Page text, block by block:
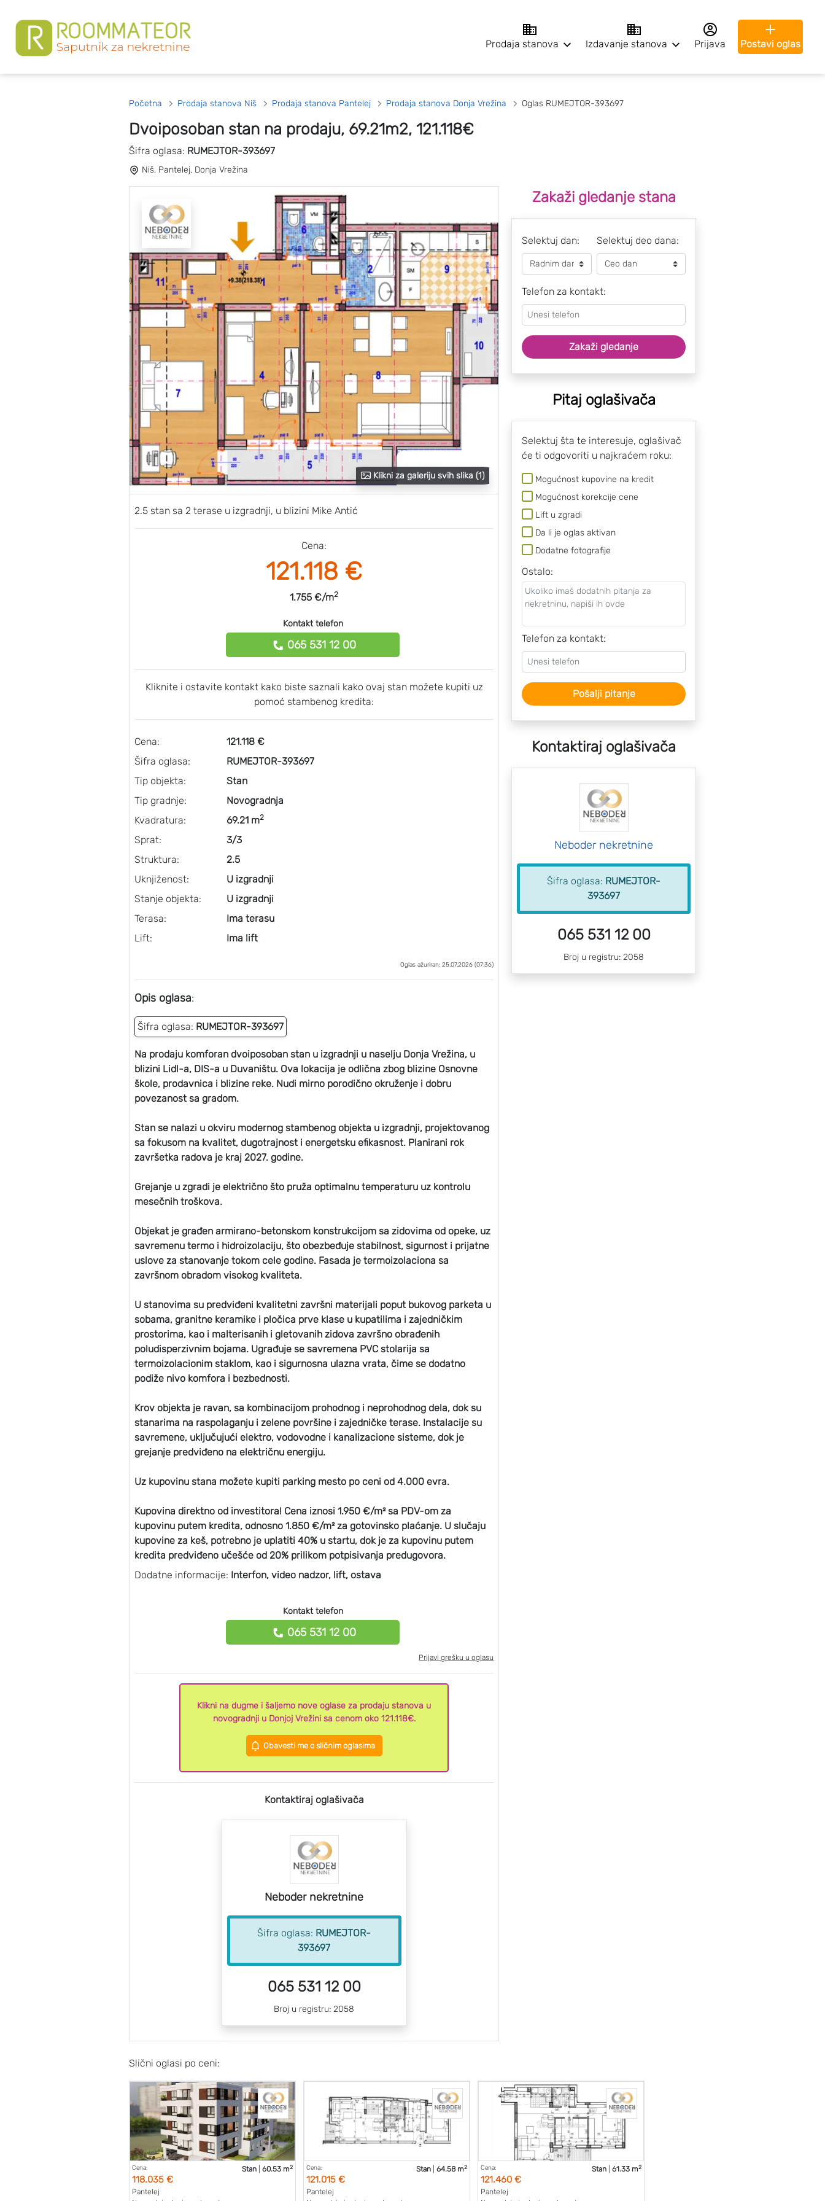
Prodaja stanova Izdavanje stanova Prijava Postavi oglas
Početna Prodaja stanova Niš Prodaja stanova Pantelej Prodaja stanova Donja Vrežina Oglas RUMEJTOR-393697
Dvoiposoban stan na prodaju, 69.21m2, 121.118€
Šifra oglasa: RUMEJTOR-393697
Niš, Pantelej, Donja Vrežina
Klikni za galeriju svih slika (1)
2.5 stan sa 2 terase u izgradnji, u blizini Mike Antić
Cena:
121.118 €
1.755 €/m2
Kontakt telefon
065 531 12 00
Kliknite i ostavite kontakt kako biste saznali kako ovaj stan možete kupiti uz
pomoć stambenog kredita:
Cena:
Šifra oglasa:
Tip objekta:
Tip gradnje:
Kvadratura:
Sprat:
Struktura:
Uknjiženost:
Stanje objekta:
Terasa:
Lift:
121.118 €
RUMEJTOR-393697
Stan
Novogradnja
69.21 m2
3/3
2.5
U izgradnji
U izgradnji
Ima terasu
Ima lift
Oglas ažuriran: 25.07.2026 (07:36)
Opis oglasa:
Šifra oglasa: RUMEJTOR-393697
Na prodaju komforan dvoiposoban stan u izgradnji u naselju Donja Vrežina, u
blizini Lidl-a, DIS-a u Duvaništu. Ova lokacija je odlična zbog blizine Osnovne
škole, prodavnica i blizine reke. Nudi mirno porodično okruženje i dobru
povezanost sa gradom.
Stan se nalazi u okviru modernog stambenog objekta u izgradnji, projektovanog
sa fokusom na kvalitet, dugotrajnost i energetsku efikasnost. Planirani rok
završetka radova je kraj 2027. godine.
Grejanje u zgradi je električno što pruža optimalnu temperaturu uz kontrolu
mesečnih troškova.
Objekat je građen armirano-betonskom konstrukcijom sa zidovima od opeke, uz
savremenu termo i hidroizolaciju, što obezbeđuje stabilnost, sigurnost i prijatne
uslove za stanovanje tokom cele godine. Fasada je termoizolaciona sa
završnom obradom visokog kvaliteta.
U stanovima su predviđeni kvalitetni završni materijali poput bukovog parketa u
sobama, granitne keramike i pločica prve klase u kupatilima i zajedničkim
prostorima, kao i malterisanih i gletovanih zidova završno obrađenih
poludisperzivnim bojama. Ugrađuje se savremena PVC stolarija sa
termoizolacionim staklom, kao i sigurnosna ulazna vrata, čime se dodatno
podiže nivo komfora i bezbednosti.
Krov objekta je ravan, sa kombinacijom prohodnog i neprohodnog dela, dok su
stanarima na raspolaganju i zelene površine i zajedničke terase. Instalacije su
savremene, uključujući elektro, vodovodne i kanalizacione sisteme, dok je
grejanje predviđeno na električnu energiju.
Uz kupovinu stana možete kupiti parking mesto po ceni od 4.000 evra.
Kupovina direktno od investitora! Cena iznosi 1.950 €/m² sa PDV-om za
kupovinu putem kredita, odnosno 1.850 €/m² za gotovinsko plaćanje. U slučaju
kupovine za keš, potrebno je uplatiti 40% u startu, dok je za kupovinu putem
kredita predviđeno učešće od 20% prilikom potpisivanja predugovora.
Dodatne informacije: Interfon, video nadzor, lift, ostava
Kontakt telefon
065 531 12 00
Prijavi grešku u oglasu
Klikni na dugme i šaljemo nove oglase za prodaju stanova u
novogradnji u Donjoj Vrežini sa cenom oko 121.118€.
Obavesti me o sličnim oglasima
Kontaktiraj oglašivača
Neboder nekretnine
Šifra oglasa: RUMEJTOR-
393697
065 531 12 00
Broj u registru: 2058
Zakaži gledanje stana
Selektuj dan: Selektuj deo dana:
Telefon za kontakt:
Zakaži gledanje
Pitaj oglašivača
Selektuj šta te interesuje, oglašivač
će ti odgovoriti u najkraćem roku:
Mogućnost kupovine na kredit
Mogućnost korekcije cene
Lift u zgradi
Da li je oglas aktivan
Dodatne fotografije
Ostalo:
Telefon za kontakt:
Pošalji pitanje
Kontaktiraj oglašivača
Neboder nekretnine
Šifra oglasa: RUMEJTOR-
393697
065 531 12 00
Broj u registru: 2058
Slični oglasi po ceni:
Cena:
118.035 €
Stan| 60.53 m2
Pantelej
Cena:
121.015 €
Stan| 64.58 m2
Pantelej
Cena:
121.460 €
Stan| 61.33 m2
Pantelej